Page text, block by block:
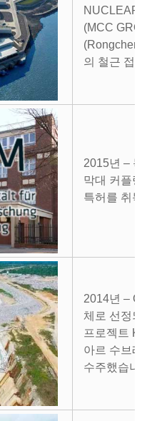
NUCLEAR
(MCC
의 철근 접합
2015년 – 독
막대 커플링
특허를 취득
2014년 –
체로 선정되
프로젝트
아르 수브레
수주했습니